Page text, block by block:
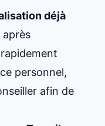
déjà
après
personnel,
afin de